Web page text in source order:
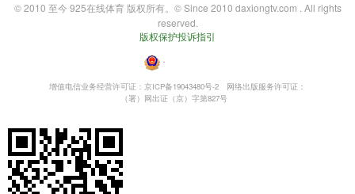
© 2010 至今 925在线体育 版权所有。© Since 2010 daxiongtv.com . All rights
reserved.
版权保护投诉指引
・
增值电信业务经营许可证：京ICP备19043480号-2
网络出版服务许可证：
（署）网出证（京）字第827号